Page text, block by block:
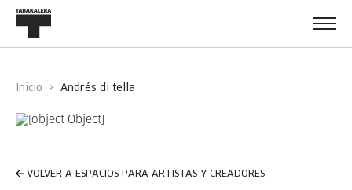
Inicio andrés di tella
VOLVER A ESPACIOS PARA ARTISTAS Y CREADORES